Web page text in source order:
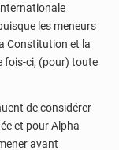
les meneurs
Constitution et la
fois-ci, (pour) toute
de considérer
et pour Alpha
avant